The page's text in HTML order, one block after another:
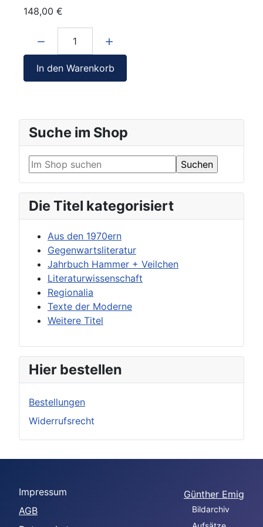
148,00 €
In den Warenkorb
Suche im Shop
Die Titel kategorisiert
Aus den 1970ern
Gegenwartsliteratur
Jahrbuch Hammer + Veilchen
Literaturwissenschaft
Regionalia
Texte der Moderne
Weitere Titel
Hier bestellen
Bestellungen
Widerrufsrecht
Impressum
AGB
Günther Emig
Bildarchiv